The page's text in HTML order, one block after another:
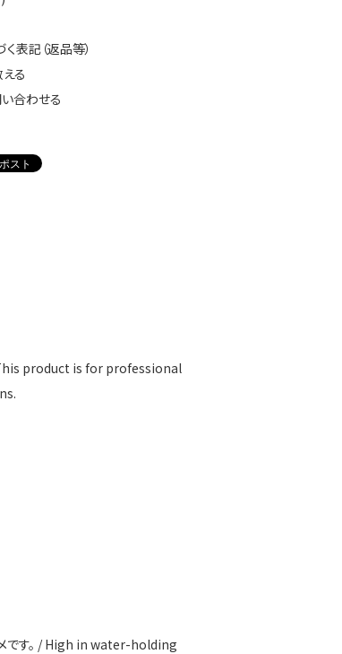
表記（返品等）
る
合わせる
/ This product is for professional
メです。 / High in water-holding